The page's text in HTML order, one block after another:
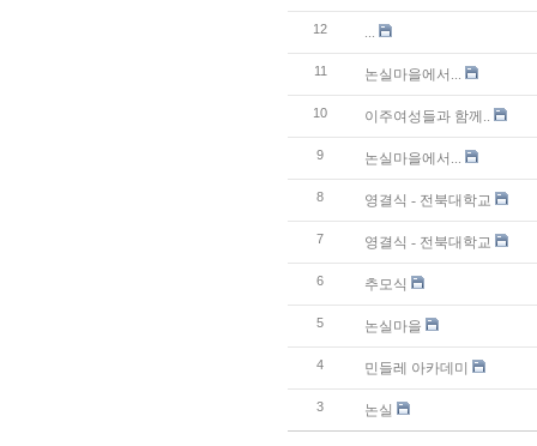
12 ...
11 논실마을에서...
10 이주여성들과 함께..
9 논실마을에서...
8 영결식 - 전북대학교
7 영결식 - 전북대학교
6 추모식
5 논실마을
4 민들레 아카데미
3 논실